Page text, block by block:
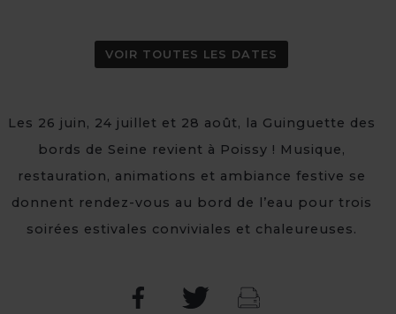
VOIR TOUTES LES DATES
Les 26 juin, 24 juillet et 28 août, la Guinguette des
bords de Seine revient à Poissy ! Musique,
restauration, animations et ambiance festive se
donnent rendez-vous au bord de l’eau pour trois
soirées estivales conviviales et chaleureuses.